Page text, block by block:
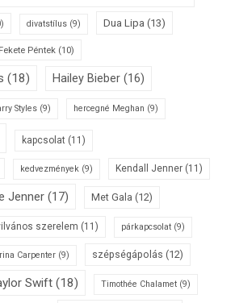
divatstílus (9) Dua Lipa (13)
Fekete Péntek (10)
(18) Hailey Bieber (16)
Styles (9) hercegné Meghan (9)
kapcsolat (11)
kedvezmények (9) Kendall Jenner (11)
Jenner (17) Met Gala (12)
szerelem (11) párkapcsolat (9)
Carpenter (9) szépségápolás (12)
Swift (18) Timothée Chalamet (9)